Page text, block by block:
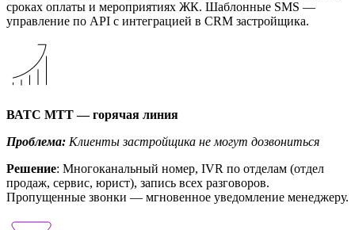
сроках оплаты и мероприятиях ЖК. Шаблонные SMS —
управление по API с интеграцией в CRM застройщика.
ВАТС МТТ — горячая линия
Проблема: Клиенты застройщика не могут дозвониться
Решение: Многоканальный номер, IVR по отделам (отдел
продаж, сервис, юрист), запись всех разговоров.
Пропущенные звонки — мгновенное уведомление менеджеру.